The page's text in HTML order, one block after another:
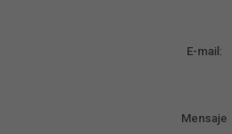
E-mail:
Mensaje